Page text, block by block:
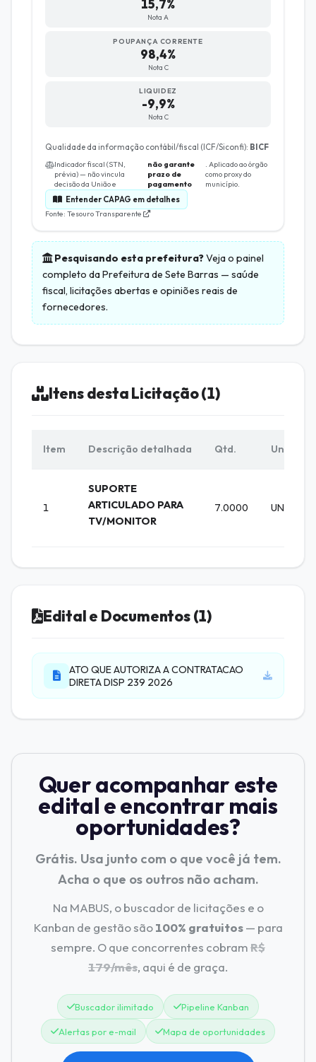
15,7%
Nota A
POUPANÇA CORRENTE
98,4%
Nota C
LIQUIDEZ
-9,9%
Nota C
Qualidade da informação contábil/fiscal (ICF/Siconfi): BICF
Indicador fiscal (STN,
prévia) — não vincula
decisão da União e
não garante
prazo de
pagamento
. Aplicado ao órgão
como proxy do
município.
Entender CAPAG em detalhes
Fonte: Tesouro Transparente
Pesquisando esta prefeitura?Veja o painel
completo daPrefeitura de Sete Barras — saúde
fiscal, licitações abertas e opiniões reais de
fornecedores.
Itens desta Licitação (1)
Item Descrição detalhada Qtd. Unid.
1
SUPORTE
ARTICULADO PARA
TV/MONITOR
7.0000 UNIDADE
Edital e Documentos (1)
ATO QUE AUTORIZA A CONTRATACAO
DIRETA DISP 239 2026
Quer acompanhar este
edital e encontrar mais
oportunidades?
Grátis. Usa junto com o que você já tem.
Acha o que os outros não acham.
Na MABUS, o buscador de licitações e o
Kanban de gestão são100% gratuitos— para
sempre. O que concorrentes cobramR$
179/mês, aqui é de graça.
Buscador ilimitado Pipeline Kanban
Alertas por e-mail Mapa de oportunidades